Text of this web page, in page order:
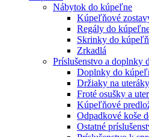
Nábytok do kúpeľne
Kúpeľňové
Regály do
Skrinky do
Zrkadlá
Príslušenstvo a doplnky
Doplnky do
Držiaky na uteráky
Froté osušky a
Kúpeľňové
Odpadkové koše
Ostatné